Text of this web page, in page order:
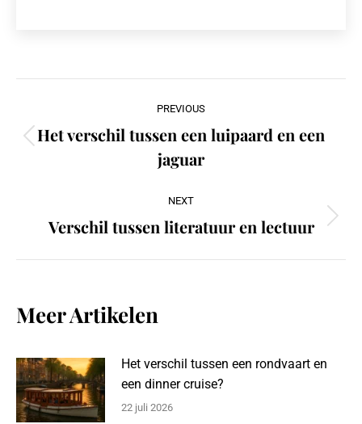
navigation
PREVIOUS
Previous
post:
Het verschil tussen een luipaard en een
jaguar
NEXT
Next
Verschil tussen literatuur en lectuur
Meer Artikelen
Het verschil tussen een rondvaart en
een dinner cruise?
22 juli 2026